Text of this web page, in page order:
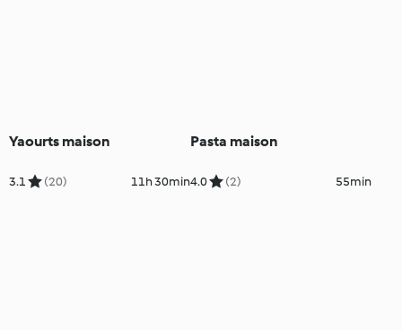
Yaourts maison
3.1 (20) 11h 30min
Pasta maison
4.0 (2) 55min